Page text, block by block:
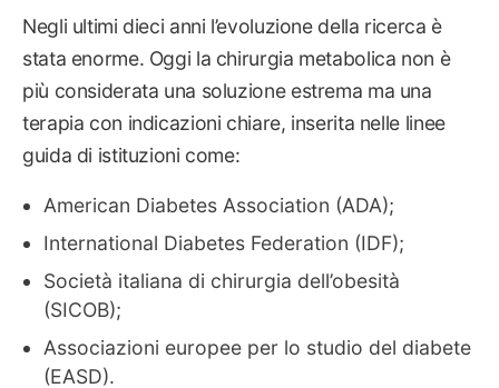
Negli ultimi dieci anni l’evoluzione della ricerca è
stata enorme. Oggi la chirurgia metabolica non è
più considerata una soluzione estrema ma una
terapia con indicazioni chiare, inserita nelle linee
guida di istituzioni come:
American Diabetes Association (ADA);
International Diabetes Federation (IDF);
Società italiana di chirurgia dell’obesità
(SICOB);
Associazioni europee per lo studio del diabete
(EASD).